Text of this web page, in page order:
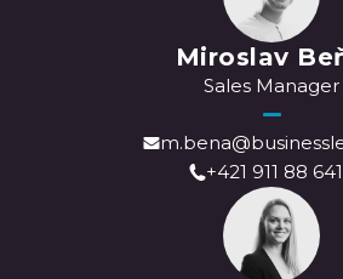
Miroslav
Sales Manager
+421 911 88